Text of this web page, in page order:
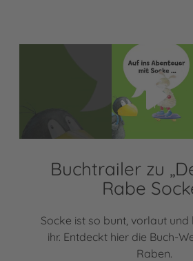
Buchtrailer zu
Rabe
Socke ist so bunt, vorlaut und
ihr. Entdeckt hier die Buch-
Raben.